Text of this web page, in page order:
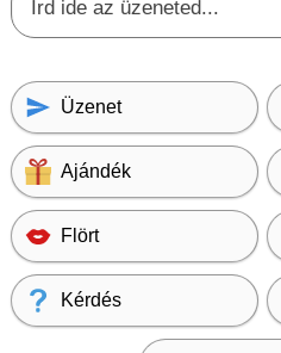
Üzenet
Ajándék
Flört
Kérdés